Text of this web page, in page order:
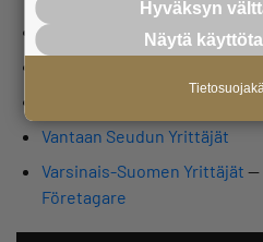
Satakunnan Yrittäjät
Vantaan Seudun Yrittäjät
Varsinais-Suomen Yrittäjät —
Företagare
Hyväksyn
Näytä